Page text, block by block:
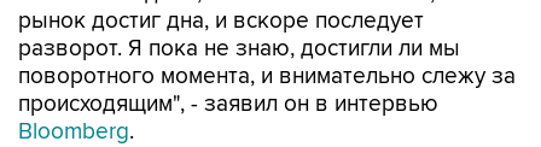
рынок достиг дна, и вскоре последует
разворот. Я пока не знаю, достигли ли мы
поворотного момента, и внимательно слежу за
происходящим", - заявил он в интервью
Bloomberg.